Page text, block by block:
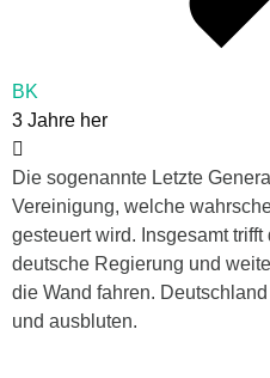
BK
3 Jahre her
Die sogenannte Letzte
Vereinigung, welche
gesteuert wird. Insgesamt
deutsche Regierung und
die Wand fahren.
und ausbluten.